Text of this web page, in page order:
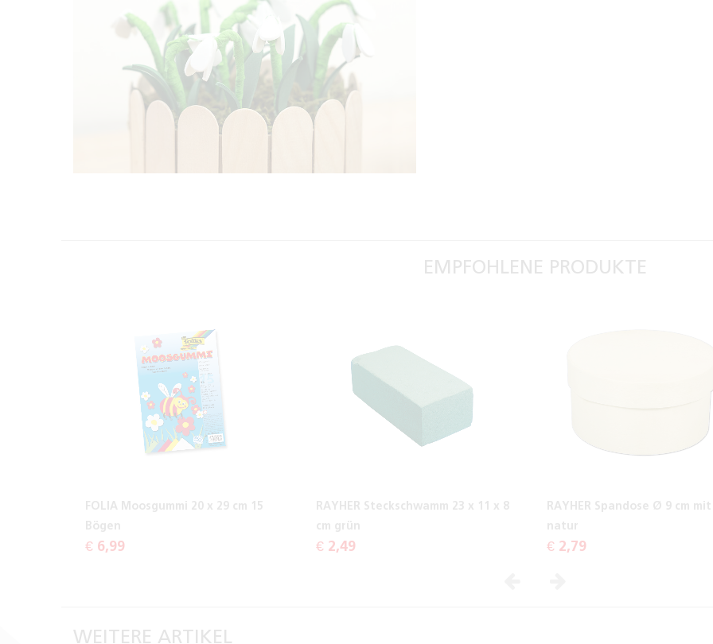
EMPFOHLENE PRODUKTE
FOLIA Moosgummi 20 x 29 cm 15
Bögen
€ 6,99
RAYHER Steckschwamm 23 x 11 x 8
cm grün
€ 2,49
RAYHER Spandose Ø 9 cm mit
natur
€ 2,79
WEITERE ARTIKEL